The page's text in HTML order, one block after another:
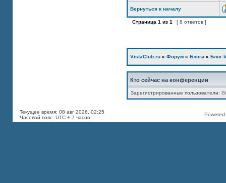
Вернуться к началу
Страница 1 из 1 [ 8 ответов ]
VistaClub.ru » Форум » Блоги » Блог
Кто сейчас на конференции
Зарегистрированные пользователи:
Текущее время: 08 авг 2026, 02:25
Часовой пояс: UTC + 7 часов